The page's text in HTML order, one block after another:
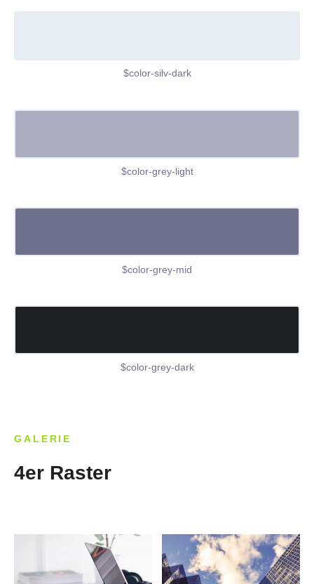
$color-silv-dark
$color-grey-light
$color-grey-mid
$color-grey-dark
GALERIE
4er Raster